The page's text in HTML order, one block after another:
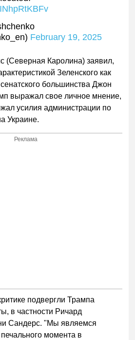
February 19, 2025
(Северная Каролина) заявил,
Зеленского как
большинства Джон
выражал свое личное мнение,
усилия администрации по
Украине.
Реклама
подвергли Трампа
в частности Ричард
Сандерс. "Мы являемся
момента в